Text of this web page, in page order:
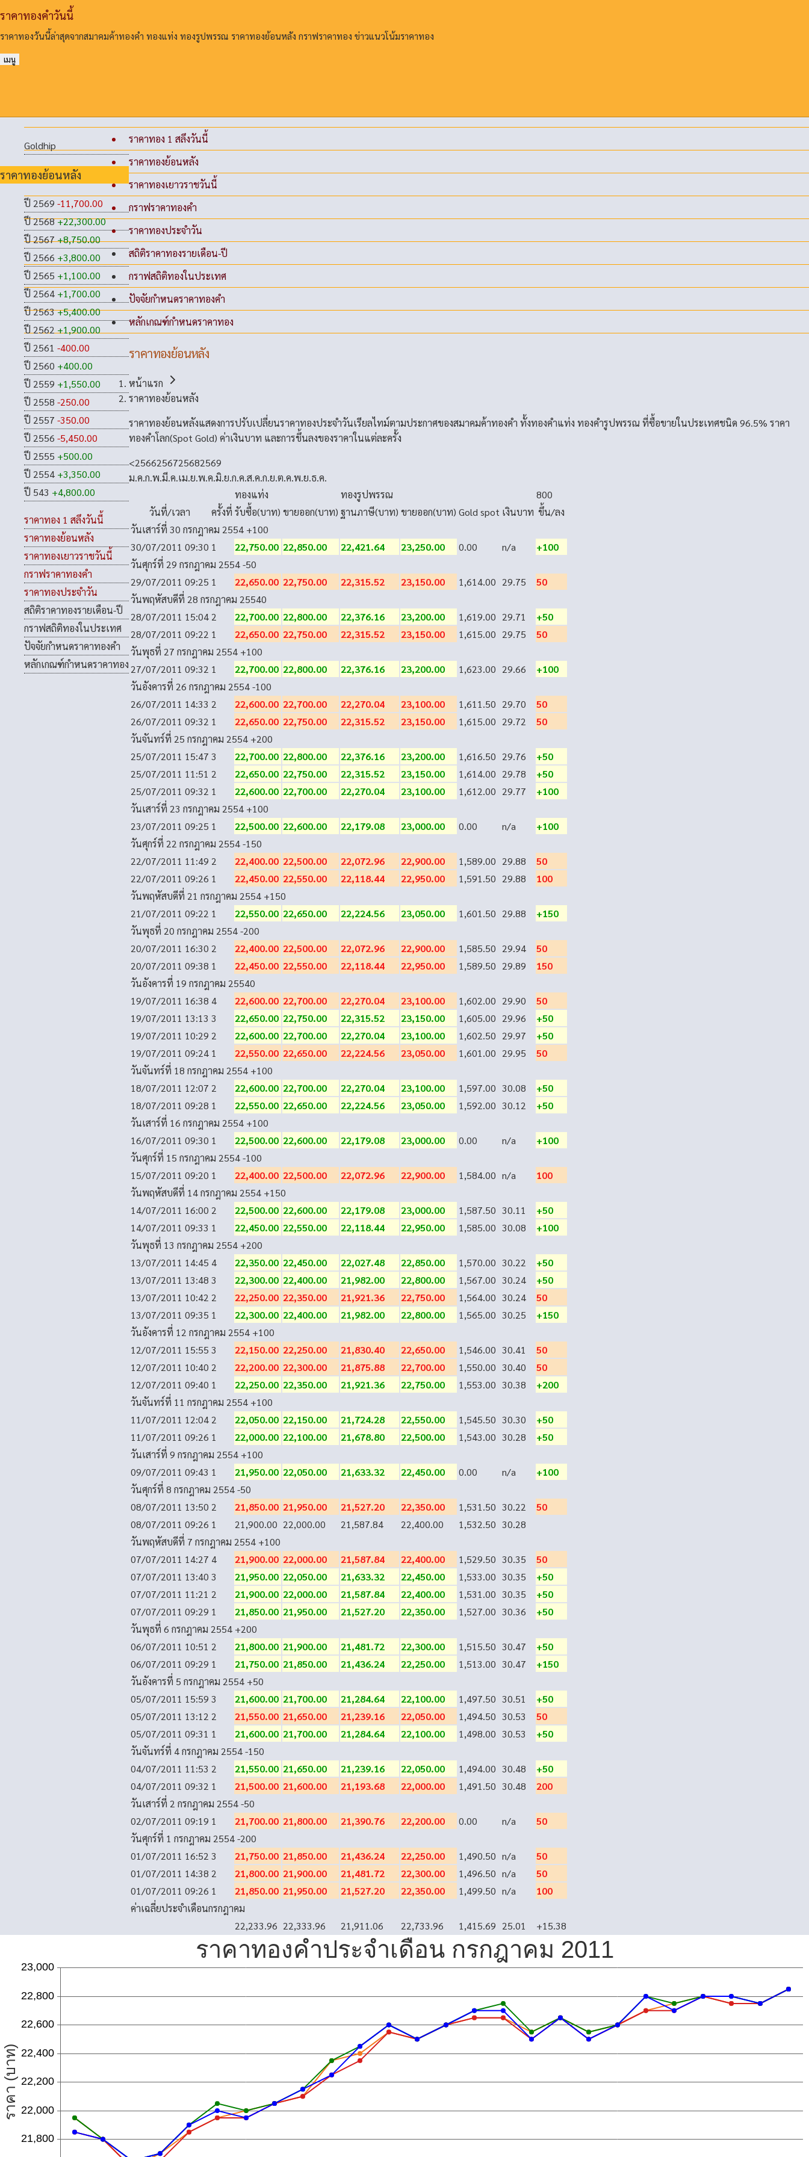
ราคาทองคําวันนี้
ราคาทองวันนี้ล่าสุดจากสมาคมค้าทองคํา ทองแท่ง ทองรูปพรรณ ราคาทองย้อนหลัง กราฟราคาทอง ข่าวแนวโน้มราคาทอง
เมนู
Goldhip
ราคาทองย้อนหลัง
ปี 2569 -11,700.00
ปี 2568+22,300.00
ปี 2567+8,750.00
ปี 2566 +3,800.00
ปี 2565 +1,100.00
ปี 2564 +1,700.00
ปี 2563+5,400.00
ปี 2562+1,900.00
ปี 2561 -400.00
ปี 2560 +400.00
ปี 2559 +1,550.00
ปี 2558 -250.00
ปี 2557 -350.00
ปี 2556 -5,450.00
ปี 2555 +500.00
ปี 2554 +3,350.00
ปี 543 +4,800.00
ราคาทอง 1 สลึงวันนี้
ราคาทองย้อนหลัง
ราคาทองเยาวราชวันนี้
กราฟราคาทองคำ
ราคาทองประจำวัน
สถิติราคาทองรายเดือน-ปี
กราฟสถิติทองในประเทศ
ปัจจัยกำหนดราคาทองคำ
หลักเกณฑ์กำหนดราคาทอง
ราคาทอง 1 สลึงวันนี้
ราคาทองย้อนหลัง
ราคาทองเยาวราชวันนี้
กราฟราคาทองคำ
ราคาทองประจำวัน
สถิติราคาทองรายเดือน-ปี
กราฟสถิติทองในประเทศ
ปัจจัยกำหนดราคาทองคำ
หลักเกณฑ์กำหนดราคาทอง
ราคาทองย้อนหลัง
หน้าแรก
ราคาทองย้อนหลัง
ราคาทองย้อนหลังแสดงการปรับเปลี่ยนราคาทองประจำวันเรียลไทม์ตามประกาศของสมาคมค้าทองคำ ทั้งทองคำแท่ง ทองคำรูปพรรณ ที่ซื้อขายในประเทศชนิด 96.5% ราคา
ทองคำโลก(Spot Gold) ค่าเงินบาท และการขึ้นลงของราคาในแต่ละครั้ง
<2566256725682569
ม.ค.ก.พ.มี.ค.เม.ย.พ.ค.มิ.ย.ก.ค.ส.ค.ก.ย.ต.ค.พ.ย.ธ.ค.
ทองแท่ง
ทองรูปพรรณ
800
วันที่/เวลา
ครั้งที่ รับซื้อ(บาท) ขายออก(บาท) ฐานภาษี(บาท) ขายออก(บาท) Gold spot เงินบาท ขึ้น/ลง
วันเสาร์ที่ 30 กรกฎาคม 2554 +100
30/07/2011 09:30 1 22,750.00 22,850.00 22,421.64 23,250.00 0.00 n/a
+100
วันศุกร์ที่ 29 กรกฎาคม 2554-50
29/07/2011 09:25 1 22,650.00 22,750.00 22,315.52 23,150.00 1,614.00 29.75
50
วันพฤหัสบดีที่ 28 กรกฎาคม 25540
28/07/2011 15:04 2 22,700.00 22,800.00 22,376.16 23,200.00 1,619.00 29.71
+50
28/07/2011 09:22 1 22,650.00 22,750.00 22,315.52 23,150.00 1,615.00 29.75
50
วันพุธที่ 27 กรกฎาคม 2554 +100
27/07/2011 09:32 1 22,700.00 22,800.00 22,376.16 23,200.00 1,623.00 29.66
+100
วันอังคารที่ 26 กรกฎาคม 2554-100
26/07/2011 14:33 2 22,600.00 22,700.00 22,270.04 23,100.00 1,611.50 29.70
50
26/07/2011 09:32 1 22,650.00 22,750.00 22,315.52 23,150.00 1,615.00 29.72
50
วันจันทร์ที่ 25 กรกฎาคม 2554 +200
25/07/2011 15:47 3 22,700.00 22,800.00 22,376.16 23,200.00 1,616.50 29.76
+50
25/07/2011 11:51 2 22,650.00 22,750.00 22,315.52 23,150.00 1,614.00 29.78
+50
25/07/2011 09:32 1 22,600.00 22,700.00 22,270.04 23,100.00 1,612.00 29.77
+100
วันเสาร์ที่ 23 กรกฎาคม 2554 +100
23/07/2011 09:25 1 22,500.00 22,600.00 22,179.08 23,000.00 0.00 n/a
+100
วันศุกร์ที่ 22 กรกฎาคม 2554-150
22/07/2011 11:49 2 22,400.00 22,500.00 22,072.96 22,900.00 1,589.00 29.88
50
22/07/2011 09:26 1 22,450.00 22,550.00 22,118.44 22,950.00 1,591.50 29.88
100
วันพฤหัสบดีที่ 21 กรกฎาคม 2554 +150
21/07/2011 09:22 1 22,550.00 22,650.00 22,224.56 23,050.00 1,601.50 29.88
+150
วันพุธที่ 20 กรกฎาคม 2554-200
20/07/2011 16:30 2 22,400.00 22,500.00 22,072.96 22,900.00 1,585.50 29.94
50
20/07/2011 09:38 1 22,450.00 22,550.00 22,118.44 22,950.00 1,589.50 29.89
150
วันอังคารที่ 19 กรกฎาคม 25540
19/07/2011 16:38 4 22,600.00 22,700.00 22,270.04 23,100.00 1,602.00 29.90
50
19/07/2011 13:13 3 22,650.00 22,750.00 22,315.52 23,150.00 1,605.00 29.96
+50
19/07/2011 10:29 2 22,600.00 22,700.00 22,270.04 23,100.00 1,602.50 29.97
+50
19/07/2011 09:24 1 22,550.00 22,650.00 22,224.56 23,050.00 1,601.00 29.95
50
วันจันทร์ที่ 18 กรกฎาคม 2554 +100
18/07/2011 12:07 2 22,600.00 22,700.00 22,270.04 23,100.00 1,597.00 30.08
+50
18/07/2011 09:28 1 22,550.00 22,650.00 22,224.56 23,050.00 1,592.00 30.12
+50
วันเสาร์ที่ 16 กรกฎาคม 2554 +100
16/07/2011 09:30 1 22,500.00 22,600.00 22,179.08 23,000.00 0.00 n/a
+100
วันศุกร์ที่ 15 กรกฎาคม 2554-100
15/07/2011 09:20 1 22,400.00 22,500.00 22,072.96 22,900.00 1,584.00 n/a
100
วันพฤหัสบดีที่ 14 กรกฎาคม 2554 +150
14/07/2011 16:00 2 22,500.00 22,600.00 22,179.08 23,000.00 1,587.50 30.11
+50
14/07/2011 09:33 1 22,450.00 22,550.00 22,118.44 22,950.00 1,585.00 30.08
+100
วันพุธที่ 13 กรกฎาคม 2554 +200
13/07/2011 14:45 4 22,350.00 22,450.00 22,027.48 22,850.00 1,570.00 30.22
+50
13/07/2011 13:48 3 22,300.00 22,400.00 21,982.00 22,800.00 1,567.00 30.24
+50
13/07/2011 10:42 2 22,250.00 22,350.00 21,921.36 22,750.00 1,564.00 30.24
50
13/07/2011 09:35 1 22,300.00 22,400.00 21,982.00 22,800.00 1,565.00 30.25
+150
วันอังคารที่ 12 กรกฎาคม 2554 +100
12/07/2011 15:55 3 22,150.00 22,250.00 21,830.40 22,650.00 1,546.00 30.41
50
12/07/2011 10:40 2 22,200.00 22,300.00 21,875.88 22,700.00 1,550.00 30.40
50
12/07/2011 09:40 1 22,250.00 22,350.00 21,921.36 22,750.00 1,553.00 30.38
+200
วันจันทร์ที่ 11 กรกฎาคม 2554 +100
11/07/2011 12:04 2 22,050.00 22,150.00 21,724.28 22,550.00 1,545.50 30.30
+50
11/07/2011 09:26 1 22,000.00 22,100.00 21,678.80 22,500.00 1,543.00 30.28
+50
วันเสาร์ที่ 9 กรกฎาคม 2554 +100
09/07/2011 09:43 1 21,950.00 22,050.00 21,633.32 22,450.00 0.00 n/a
+100
วันศุกร์ที่ 8 กรกฎาคม 2554-50
08/07/2011 13:50 2 21,850.00 21,950.00 21,527.20 22,350.00 1,531.50 30.22
50
08/07/2011 09:26 1 21,900.00 22,000.00 21,587.84 22,400.00 1,532.50 30.28
วันพฤหัสบดีที่ 7 กรกฎาคม 2554 +100
07/07/2011 14:27 4 21,900.00 22,000.00 21,587.84 22,400.00 1,529.50 30.35
50
07/07/2011 13:40 3 21,950.00 22,050.00 21,633.32 22,450.00 1,533.00 30.35
+50
07/07/2011 11:21 2 21,900.00 22,000.00 21,587.84 22,400.00 1,531.00 30.35
+50
07/07/2011 09:29 1 21,850.00 21,950.00 21,527.20 22,350.00 1,527.00 30.36
+50
วันพุธที่ 6 กรกฎาคม 2554 +200
06/07/2011 10:51 2 21,800.00 21,900.00 21,481.72 22,300.00 1,515.50 30.47
+50
06/07/2011 09:29 1 21,750.00 21,850.00 21,436.24 22,250.00 1,513.00 30.47
+150
วันอังคารที่ 5 กรกฎาคม 2554 +50
05/07/2011 15:59 3 21,600.00 21,700.00 21,284.64 22,100.00 1,497.50 30.51
+50
05/07/2011 13:12 2 21,550.00 21,650.00 21,239.16 22,050.00 1,494.50 30.53
50
05/07/2011 09:31 1 21,600.00 21,700.00 21,284.64 22,100.00 1,498.00 30.53
+50
วันจันทร์ที่ 4 กรกฎาคม 2554-150
04/07/2011 11:53 2 21,550.00 21,650.00 21,239.16 22,050.00 1,494.00 30.48
+50
04/07/2011 09:32 1 21,500.00 21,600.00 21,193.68 22,000.00 1,491.50 30.48
200
วันเสาร์ที่ 2 กรกฎาคม 2554-50
02/07/2011 09:19 1 21,700.00 21,800.00 21,390.76 22,200.00 0.00 n/a
50
วันศุกร์ที่ 1 กรกฎาคม 2554-200
01/07/2011 16:52 3 21,750.00 21,850.00 21,436.24 22,250.00 1,490.50 n/a
50
01/07/2011 14:38 2 21,800.00 21,900.00 21,481.72 22,300.00 1,496.50 n/a
50
01/07/2011 09:26 1 21,850.00 21,950.00 21,527.20 22,350.00 1,499.50 n/a
100
ค่าเฉลี่ยประจำเดือนกรกฎาคม
22,233.96 22,333.96 21,911.06 22,733.96 1,415.69 25.01 +15.38